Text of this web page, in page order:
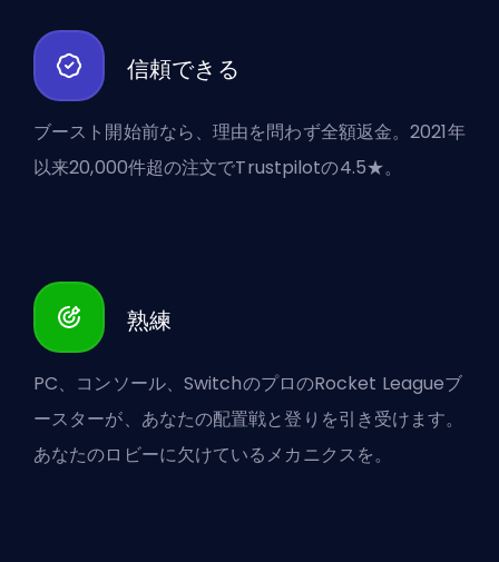
信頼できる
ブースト開始前なら、理由を問わず全額返金。2021年
以来20,000件超の注文でTrustpilotの4.5★。
熟練
PC、コンソール、SwitchのプロのRocket Leagueブ
ースターが、あなたの配置戦と登りを引き受けます。
あなたのロビーに欠けているメカニクスを。